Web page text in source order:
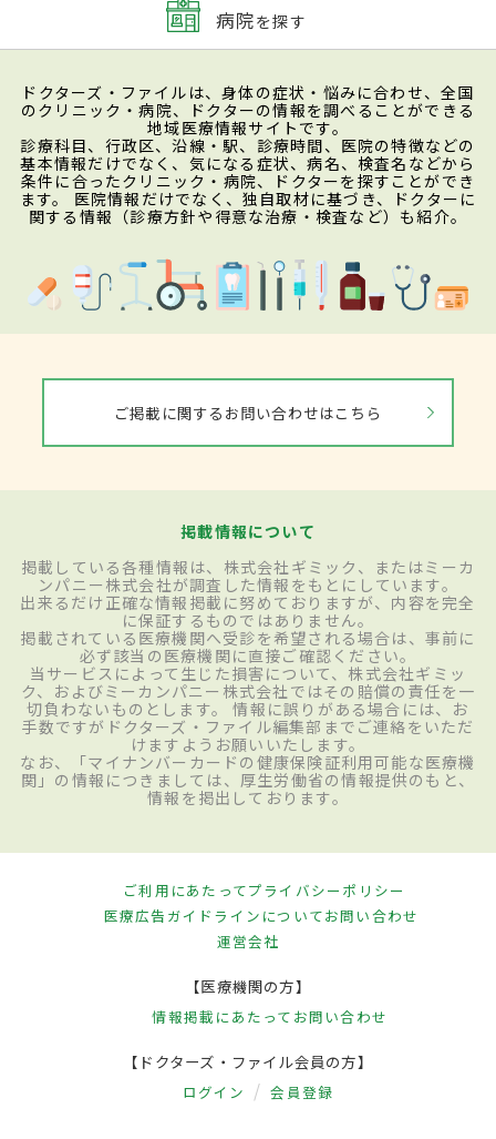
病院を探す
ドクターズ・ファイルは、身体の症状・悩みに合わせ、全国
のクリニック・病院、ドクターの情報を調べることができる
地域医療情報サイトです。
診療科目、行政区、沿線・駅、診療時間、医院の特徴などの
基本情報だけでなく、気になる症状、病名、検査名などから
条件に合ったクリニック・病院、ドクターを探すことができ
ます。 医院情報だけでなく、独自取材に基づき、ドクターに
関する情報（診療方針や得意な治療・検査など）も紹介。
ご掲載に関するお問い合わせはこちら
掲載情報について
掲載している各種情報は、株式会社ギミック、またはミーカ
ンパニー株式会社が調査した情報をもとにしています。
出来るだけ正確な情報掲載に努めておりますが、内容を完全
に保証するものではありません。
掲載されている医療機関へ受診を希望される場合は、事前に
必ず該当の医療機関に直接ご確認ください。
当サービスによって生じた損害について、株式会社ギミッ
ク、およびミーカンパニー株式会社ではその賠償の責任を一
切負わないものとします。 情報に誤りがある場合には、お
手数ですがドクターズ・ファイル編集部までご連絡をいただ
けますようお願いいたします。
なお、「マイナンバーカードの健康保険証利用可能な医療機
関」の情報につきましては、厚生労働省の情報提供のもと、
情報を掲出しております。
ご利用にあたってプライバシーポリシー
医療広告ガイドラインについてお問い合わせ
運営会社
【医療機関の方】
情報掲載にあたって お問い合わせ
【ドクターズ・ファイル会員の方】
ログイン 会員登録